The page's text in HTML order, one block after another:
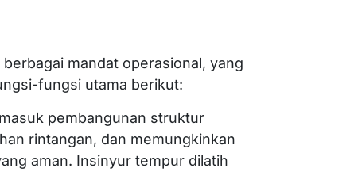
mandat operasional, yang
fungsi utama berikut:
pembangunan struktur
rintangan, dan memungkinkan
aman. Insinyur tempur dilatih